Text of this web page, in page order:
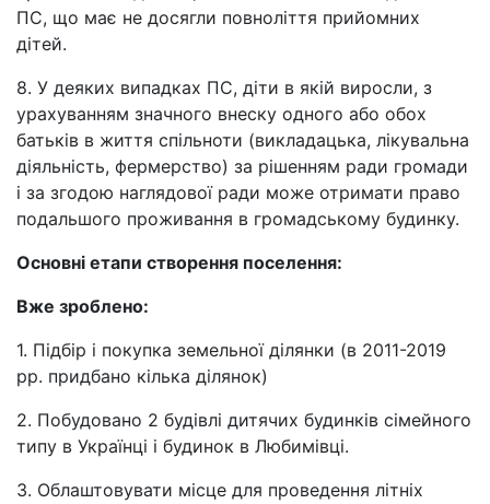
ПС, що має не досягли повноліття прийомних
дітей.
8. У деяких випадках ПС, діти в якій виросли, з
урахуванням значного внеску одного або обох
батьків в життя спільноти (викладацька, лікувальна
діяльність, фермерство) за рішенням ради громади
і за згодою наглядової ради може отримати право
подальшого проживання в громадському будинку.
Основні етапи створення поселення:
Вже зроблено:
1. Підбір і покупка земельної ділянки (в 2011-2019
рр. придбано кілька ділянок)
2. Побудовано 2 будівлі дитячих будинків сімейного
типу в Українці і будинок в Любимівці.
3. Облаштовувати місце для проведення літніх